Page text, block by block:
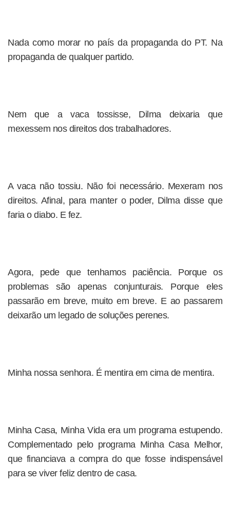
Nada como morar no país da propaganda do PT. Na
propaganda de qualquer partido.
Nem que a vaca tossisse, Dilma deixaria que
mexessem nos direitos dos trabalhadores.
A vaca não tossiu. Não foi necessário. Mexeram nos
direitos. Afinal, para manter o poder, Dilma disse que
faria o diabo. E fez.
Agora, pede que tenhamos paciência. Porque os
problemas são apenas conjunturais. Porque eles
passarão em breve, muito em breve. E ao passarem
deixarão um legado de soluções perenes.
Minha nossa senhora. É mentira em cima de mentira.
Minha Casa, Minha Vida era um programa estupendo.
Complementado pelo programa Minha Casa Melhor,
que financiava a compra do que fosse indispensável
para se viver feliz dentro de casa.